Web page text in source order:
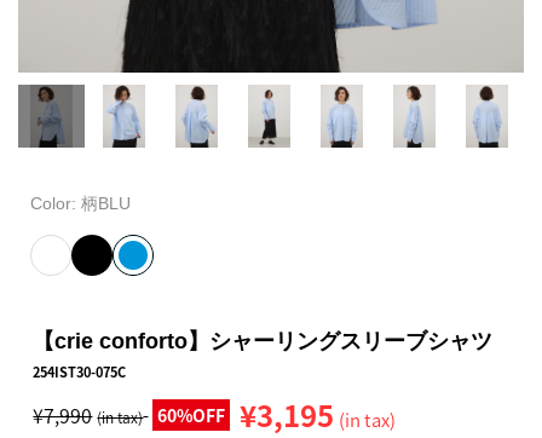
Color: 柄BLU
【crie conforto】シャーリングスリーブシャツ
254IST30-075C
¥7,990 (in tax) 60%OFF ¥3,195 (in tax)